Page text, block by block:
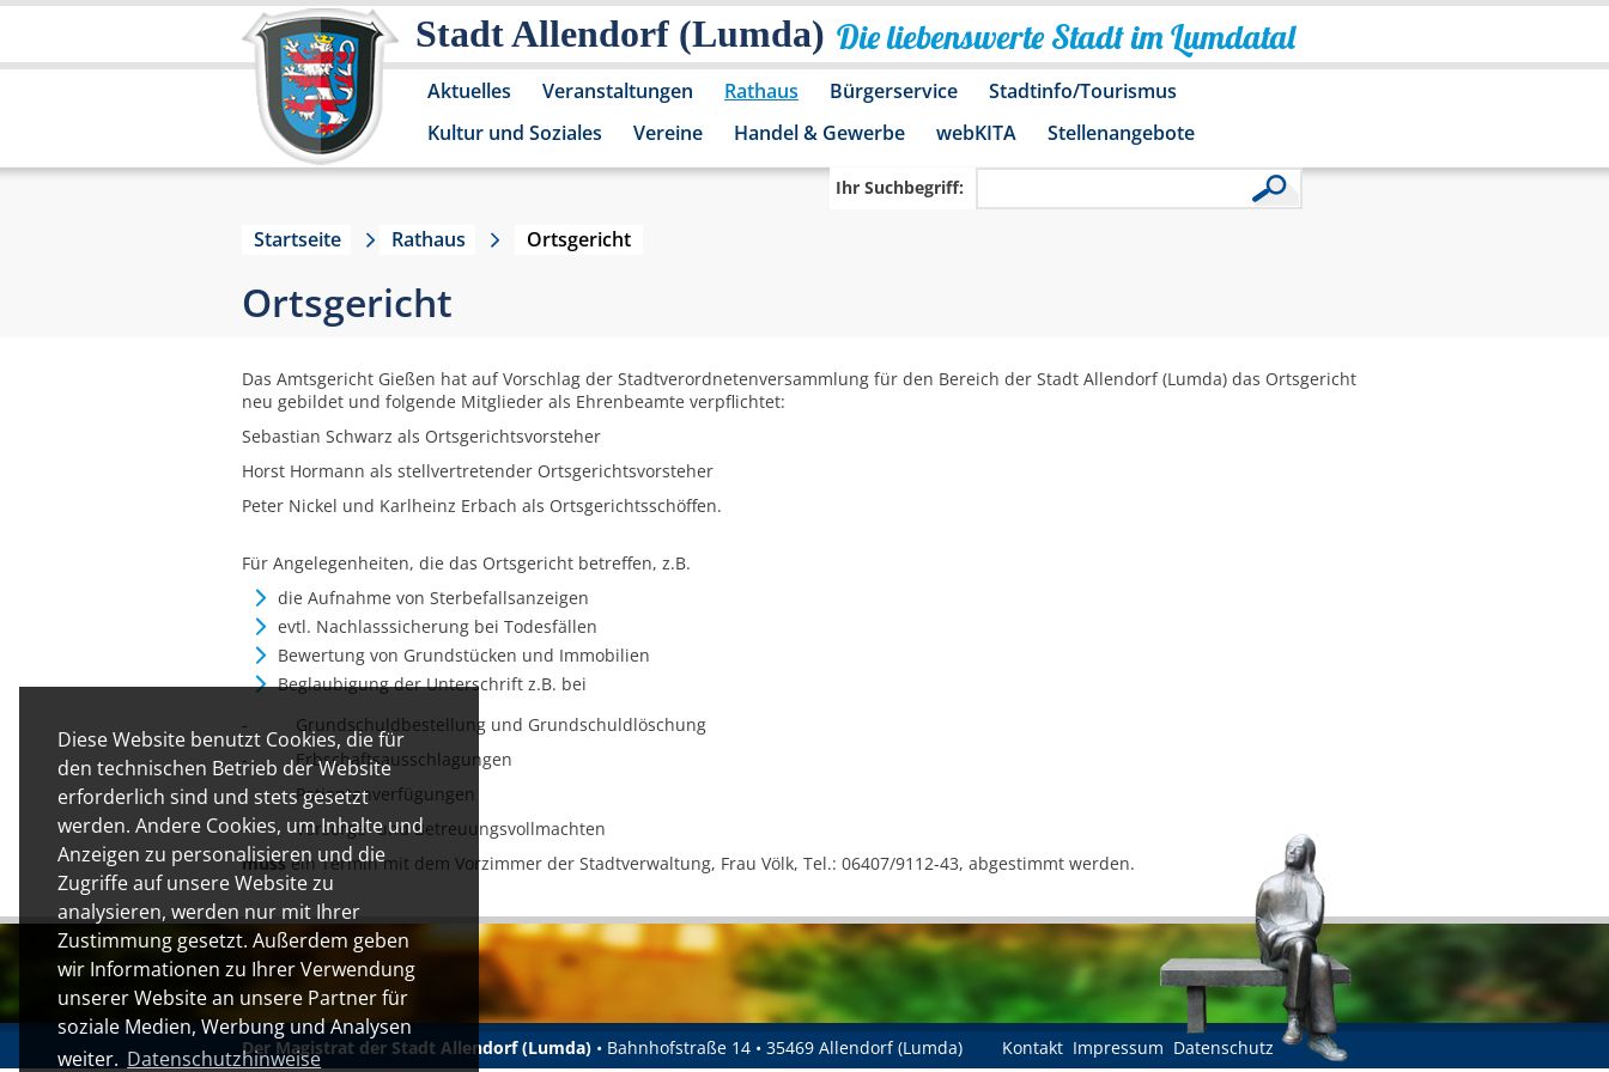
Diese Website benutzt Cookies, die für
den technischen Betrieb der Website
erforderlich sind und stets gesetzt
werden. Andere Cookies, um Inhalte und
Anzeigen zu personalisieren und die
Zugriffe auf unsere Website zu
analysieren, werden nur mit Ihrer
Zustimmung gesetzt. Außerdem geben
wir Informationen zu Ihrer Verwendung
unserer Website an unsere Partner für
soziale Medien, Werbung und Analysen
weiter. Datenschutzhinweise
Stadt Allendorf (Lumda) Die liebenswerte Stadt im Lumdatal
Aktuelles Veranstaltungen Rathaus Bürgerservice
Stadtinfo/Tourismus
Kultur und Soziales
Vereine Handel & Gewerbe webKITA Stellenangebote
Ihr Suchbegriff:
Startseite Rathaus Ortsgericht
Ortsgericht
Das Amtsgericht Gießen hat auf Vorschlag der Stadtverordnetenversammlung für den Bereich der Stadt Allendorf (Lumda) das Ortsgericht
neu gebildet und folgende Mitglieder als Ehrenbeamte verpflichtet:
Sebastian Schwarz als Ortsgerichtsvorsteher
Horst Hormann als stellvertretender Ortsgerichtsvorsteher
Peter Nickel und Karlheinz Erbach als Ortsgerichtsschöffen.
Für Angelegenheiten, die das Ortsgericht betreffen, z.B.
die Aufnahme von Sterbefallsanzeigen
evtl. Nachlasssicherung bei Todesfällen
Bewertung von Grundstücken und Immobilien
Beglaubigung der Unterschrift z.B. bei
- Grundschuldbestellung und Grundschuldlöschung
- Erbschaftsausschlagungen
- Patientenverfügungen
- Vorsorge- und Betreuungsvollmachten
muss ein Termin mit dem Vorzimmer der Stadtverwaltung, Frau Völk, Tel.: 06407/9112-43, abgestimmt werden.
Der Magistrat der Stadt Allendorf (Lumda) • Bahnhofstraße 14 • 35469 Allendorf (Lumda) Kontakt Impressum Datenschutz